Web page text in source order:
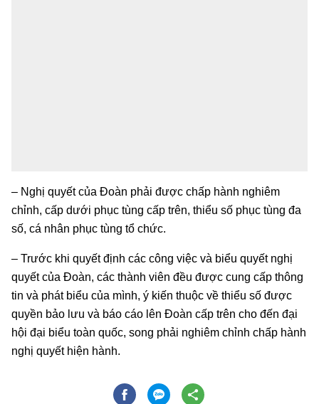
– Nghị quyết của Đoàn phải được chấp hành nghiêm
chỉnh, cấp dưới phục tùng cấp trên, thiểu số phục tùng đa
số, cá nhân phục tùng tổ chức.
– Trước khi quyết định các công việc và biểu quyết nghị
quyết của Đoàn, các thành viên đều được cung cấp thông
tin và phát biểu của mình, ý kiến thuộc về thiểu số được
quyền bảo lưu và báo cáo lên Đoàn cấp trên cho đến đại
hội đại biểu toàn quốc, song phải nghiêm chỉnh chấp hành
nghị quyết hiện hành.